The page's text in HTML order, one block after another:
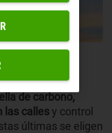
eficiente y
focos LED,
de carbono,
las callesy control
últimas se eligen